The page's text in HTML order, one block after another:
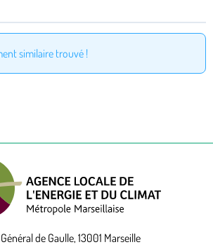
similaire trouvé !
de Gaulle, 13001 Marseille